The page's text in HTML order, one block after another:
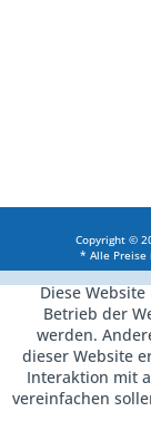
Copyright ©
* Alle Preise
Diese
Betrieb der
werden.
dieser Website
Interaktion mit
vereinfachen